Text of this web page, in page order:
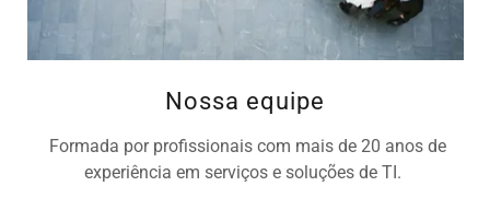
Nossa equipe
Formada por profissionais com mais de 20 anos de
experiência em serviços e soluções de TI.